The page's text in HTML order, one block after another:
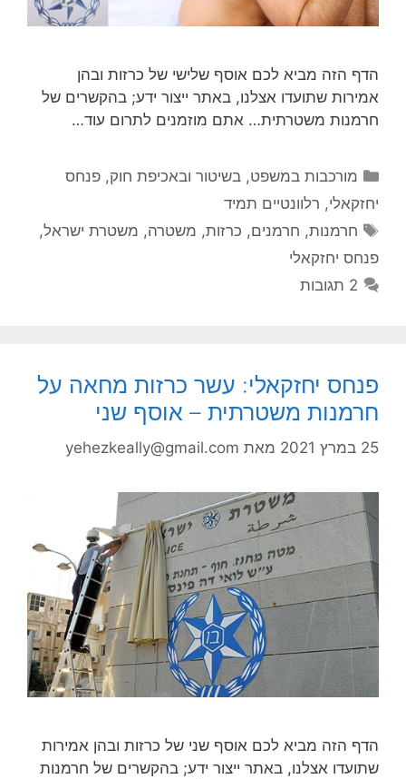
הדף הזה מביא לכם אוסף שלישי של כרזות ובהן
אמירות שתועדו אצלנו, באתר ייצור ידע; בהקשרים של
חרמנות משטרתית… אתם מוזמנים לתרום עוד…
קטגוריות
מורכבות במשפט, בשיטור ובאכיפת חוק,פנחס
יחזקאלי, רלוונטיים תמיד
תגיות
חרמנות, חרמנים, כרזות, משטרה, משטרת ישראל,
פנחס יחזקאלי
2 תגובות
פנחס יחזקאלי: עשר כרזות מחאה על
חרמנות משטרתית – אוסף שני
25 במרץ 2021 מאת yehezkeally@gmail.com
הדף הזה מביא לכם אוסף שני של כרזות ובהן אמירות
שתועדו אצלנו, באתר ייצור ידע; בהקשרים של חרמנות